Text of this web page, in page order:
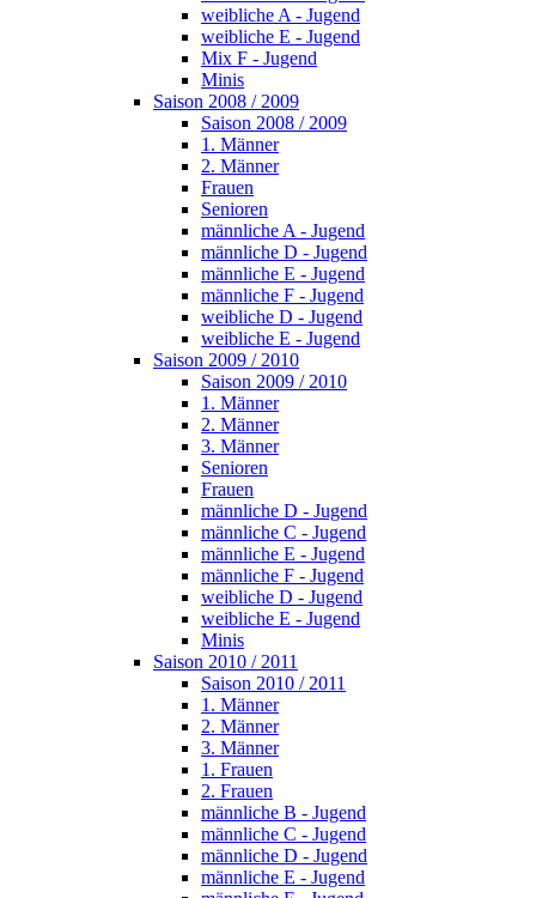
weibliche A - Jugend
weibliche E - Jugend
Mix F - Jugend
Minis
Saison 2008 / 2009
Saison 2008 / 2009
1. Männer
2. Männer
Frauen
Senioren
männliche A - Jugend
männliche D - Jugend
männliche E - Jugend
männliche F - Jugend
weibliche D - Jugend
weibliche E - Jugend
Saison 2009 / 2010
Saison 2009 / 2010
1. Männer
2. Männer
3. Männer
Senioren
Frauen
männliche D - Jugend
männliche C - Jugend
männliche E - Jugend
männliche F - Jugend
weibliche D - Jugend
weibliche E - Jugend
Minis
Saison 2010 / 2011
Saison 2010 / 2011
1. Männer
2. Männer
3. Männer
1. Frauen
2. Frauen
männliche B - Jugend
männliche C - Jugend
männliche D - Jugend
männliche E - Jugend